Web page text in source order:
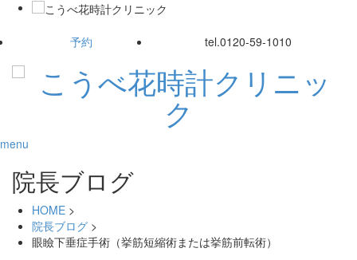
予約 tel.0120-59-1010
menu
院長ブログ
HOME >
院長ブログ >
眼瞼下垂症手術（挙筋短縮術または挙筋前転術）